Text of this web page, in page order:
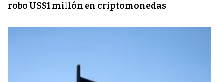
robo US$1 millón en criptomonedas